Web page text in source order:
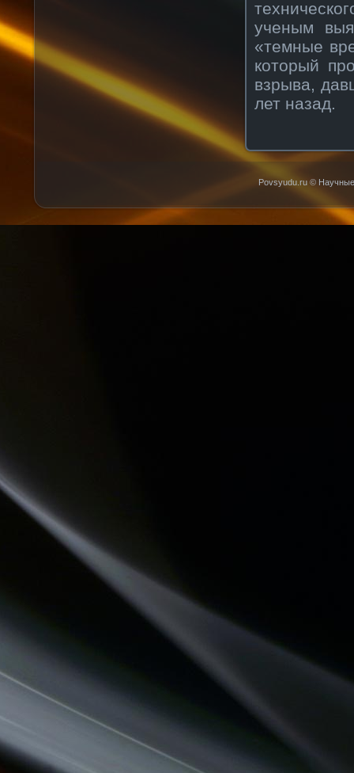
ученым
«темные
который
взрыва,
лет назад.
Povsyudu.ru © Научные